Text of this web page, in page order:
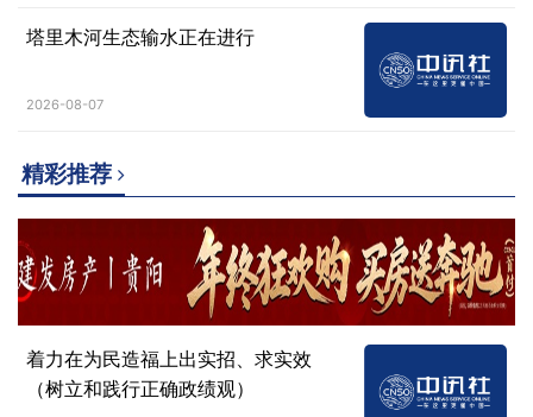
塔里木河生态输水正在进行
2026-08-07
精彩推荐
着力在为民造福上出实招、求实效
（树立和践行正确政绩观）